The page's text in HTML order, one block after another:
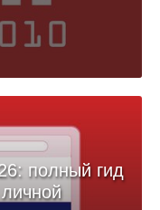
полный гид